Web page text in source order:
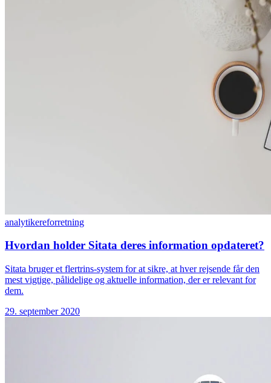
analytikereforretning
Hvordan holder Sitata deres information opdateret?
Sitata bruger et flertrins-system for at sikre, at hver rejsende får den
mest vigtige, pålidelige og aktuelle information, der er relevant for
dem.
29. september 2020